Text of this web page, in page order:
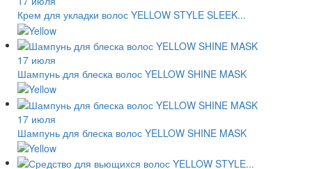
Крем для укладки волос YELLOW STYLE SLEEK...
17 июля
Шампунь для блеска волос YELLOW SHINE MASK
17 июля
Шампунь для блеска волос YELLOW SHINE MASK